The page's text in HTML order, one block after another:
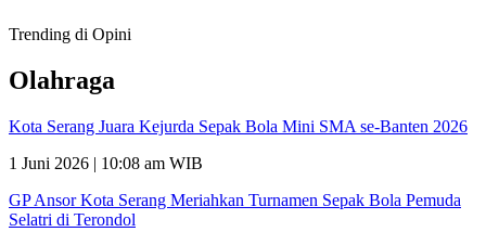
Trending di Opini
Olahraga
Kota Serang Juara Kejurda Sepak Bola Mini SMA se-Banten 2026
1 Juni 2026 | 10:08 am WIB
GP Ansor Kota Serang Meriahkan Turnamen Sepak Bola Pemuda
Selatri di Terondol